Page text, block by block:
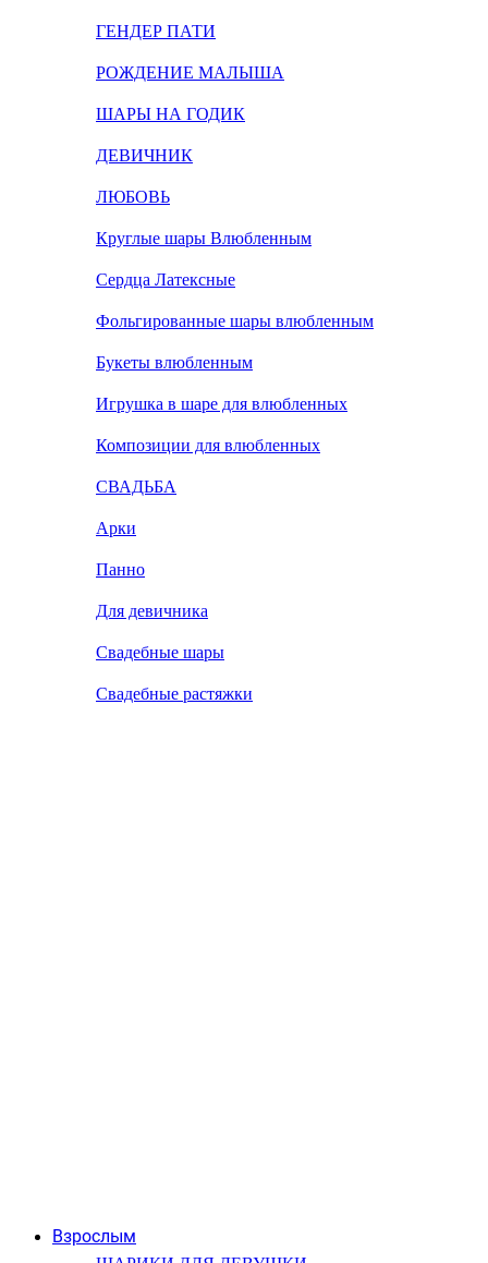
ГЕНДЕР ПАТИ
РОЖДЕНИЕ МАЛЫША
ШАРЫ НА ГОДИК
ДЕВИЧНИК
ЛЮБОВЬ
Круглые шары Влюбленным
Сердца Латексные
Фольгированные шары влюбленным
Букеты влюбленным
Игрушка в шаре для влюбленных
Композиции для влюбленных
СВАДЬБА
Арки
Панно
Для девичника
Свадебные шары
Свадебные растяжки
Взрослым